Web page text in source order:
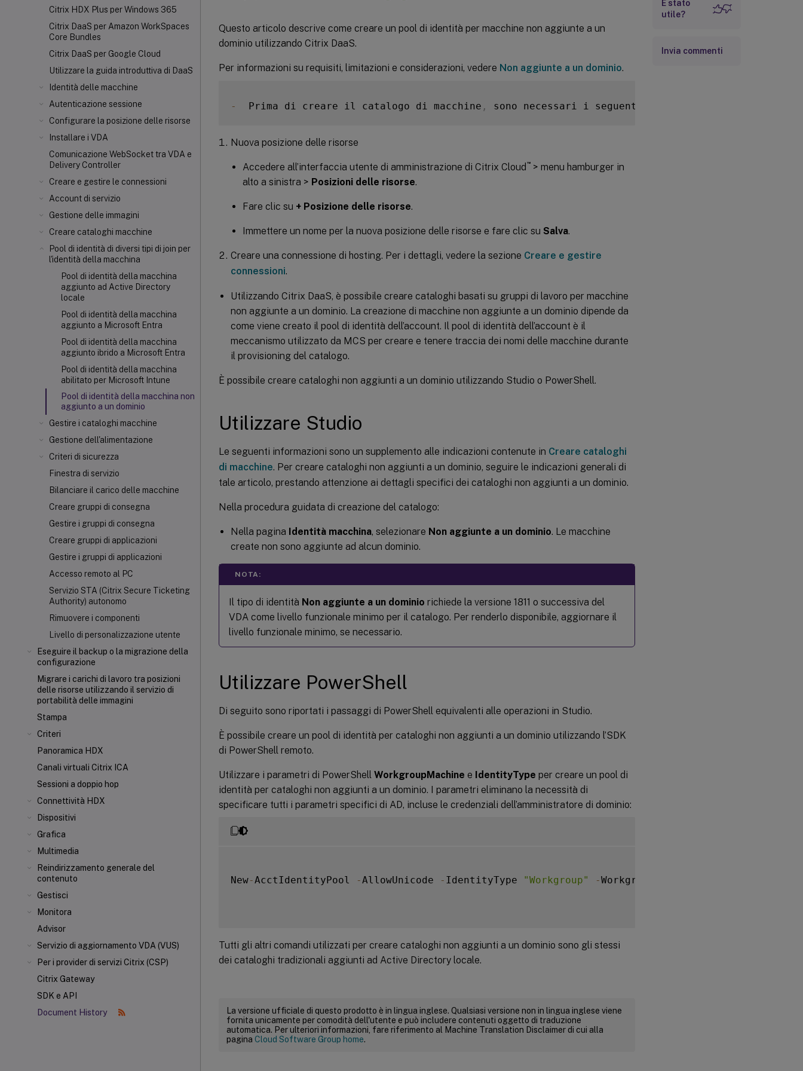
Citrix HDX Plus per Windows 365
Citrix DaaS per Amazon WorkSpaces
Core Bundles
Citrix DaaS per Google Cloud
Utilizzare la guida introduttiva di DaaS
Identità delle macchine
Autenticazione sessione
Configurare la posizione delle risorse
Installare i VDA
Comunicazione WebSocket tra VDA e
Delivery Controller
Creare e gestire le connessioni
Account di servizio
Gestione delle immagini
Creare cataloghi macchine
Pool di identità di diversi tipi di join per
l'identità della macchina
Pool di identità della macchina
aggiunto ad Active Directory
locale
Pool di identità della macchina
aggiunto a Microsoft Entra
Pool di identità della macchina
aggiunto ibrido a Microsoft Entra
Pool di identità della macchina
abilitato per Microsoft Intune
Pool di identità della macchina non
aggiunto a un dominio
Gestire i cataloghi macchine
Gestione dell'alimentazione
Criteri di sicurezza
Finestra di servizio
Bilanciare il carico delle macchine
Creare gruppi di consegna
Gestire i gruppi di consegna
Creare gruppi di applicazioni
Gestire i gruppi di applicazioni
Accesso remoto al PC
Servizio STA (Citrix Secure Ticketing
Authority) autonomo
Rimuovere i componenti
Livello di personalizzazione utente
Eseguire il backup o la migrazione della
configurazione
Migrare i carichi di lavoro tra posizioni
delle risorse utilizzando il servizio di
portabilità delle immagini
Stampa
Criteri
Panoramica HDX
Canali virtuali Citrix ICA
Sessioni a doppio hop
Connettività HDX
Dispositivi
Grafica
Multimedia
Reindirizzamento generale del
contenuto
Gestisci
Monitora
Advisor
Servizio di aggiornamento VDA (VUS)
Per i provider di servizi Citrix (CSP)
Citrix Gateway
SDK e API
Document History
Questo articolo descrive come creare un pool di identità per macchine non aggiunte a un
dominio utilizzando Citrix DaaS.
Per informazioni su requisiti, limitazioni e considerazioni, vedere Non aggiunte a un dominio.
-
  Prima di creare il catalogo di macchine
, sono necessari i seguenti elementi
Nuova posizione delle risorse
Accedere all’interfaccia utente di amministrazione di Citrix Cloud ™
> menu hamburger in
alto a sinistra > Posizioni delle risorse.
Fare clic su + Posizione delle risorse.
Immettere un nome per la nuova posizione delle risorse e fare clic su Salva.
Creare una connessione di hosting. Per i dettagli, vedere la sezione Creare e gestire
connessioni.
Utilizzando Citrix DaaS, è possibile creare cataloghi basati su gruppi di lavoro per macchine
non aggiunte a un dominio. La creazione di macchine non aggiunte a un dominio dipende da
come viene creato il pool di identità dell’account. Il pool di identità dell’account è il
meccanismo utilizzato da MCS per creare e tenere traccia dei nomi delle macchine durante
il provisioning del catalogo.
È possibile creare cataloghi non aggiunti a un dominio utilizzando Studio o PowerShell.
Utilizzare Studio
Le seguenti informazioni sono un supplemento alle indicazioni contenute in Creare cataloghi
di macchine. Per creare cataloghi non aggiunti a un dominio, seguire le indicazioni generali di
tale articolo, prestando attenzione ai dettagli specifici dei cataloghi non aggiunti a un dominio.
Nella procedura guidata di creazione del catalogo:
Nella pagina Identità macchina, selezionare Non aggiunte a un dominio. Le macchine
create non sono aggiunte ad alcun dominio.
NOTA:
Il tipo di identità Non aggiunte a un dominio richiede la versione 1811 o successiva del
VDA come livello funzionale minimo per il catalogo. Per renderlo disponibile, aggiornare il
livello funzionale minimo, se necessario.
Utilizzare PowerShell
Di seguito sono riportati i passaggi di PowerShell equivalenti alle operazioni in Studio.
È possibile creare un pool di identità per cataloghi non aggiunti a un dominio utilizzando l’SDK
di PowerShell remoto.
Utilizzare i parametri di PowerShell WorkgroupMachine e IdentityType per creare un pool di
identità per cataloghi non aggiunti a un dominio. I parametri eliminano la necessità di
specificare tutti i parametri specifici di AD, incluse le credenziali dell’amministratore di dominio:
New-AcctIdentityPool -AllowUnicode - IdentityType "Workgroup" -WorkgroupMachine
Tutti gli altri comandi utilizzati per creare cataloghi non aggiunti a un dominio sono gli stessi
dei cataloghi tradizionali aggiunti ad Active Directory locale.
La versione ufficiale di questo prodotto è in lingua inglese. Qualsiasi versione non in lingua inglese viene
fornita unicamente per comodità dell'utente e può includere contenuti oggetto di traduzione
automatica. Per ulteriori informazioni, fare riferimento al Machine Translation Disclaimer di cui alla
pagina Cloud Software Group home.
È stato
utile?
Invia commenti